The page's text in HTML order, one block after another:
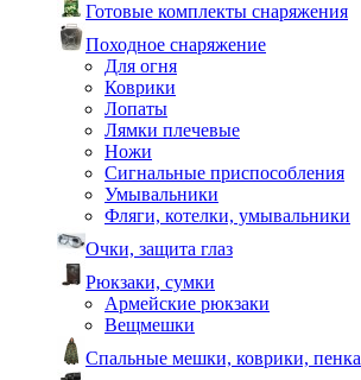
Готовые комплекты снаряжения
Походное снаряжение
Для огня
Коврики
Лопаты
Лямки плечевые
Ножи
Сигнальные приспособления
Умывальники
Фляги, котелки, умывальники
Очки, защита глаз
Рюкзаки, сумки
Армейские рюкзаки
Вещмешки
Спальные мешки, коврики, пенка